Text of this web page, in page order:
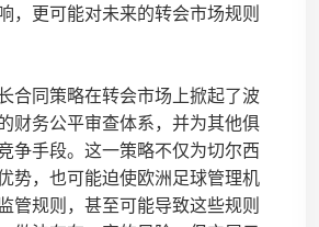
，更可能对未来的转会市场规则
合同策略在转会市场上掀起了波
财务公平审查体系，并为其他俱
争手段。这一策略不仅为切尔西
势，也可能迫使欧洲足球管理机
管规则，甚至可能导致这些规则